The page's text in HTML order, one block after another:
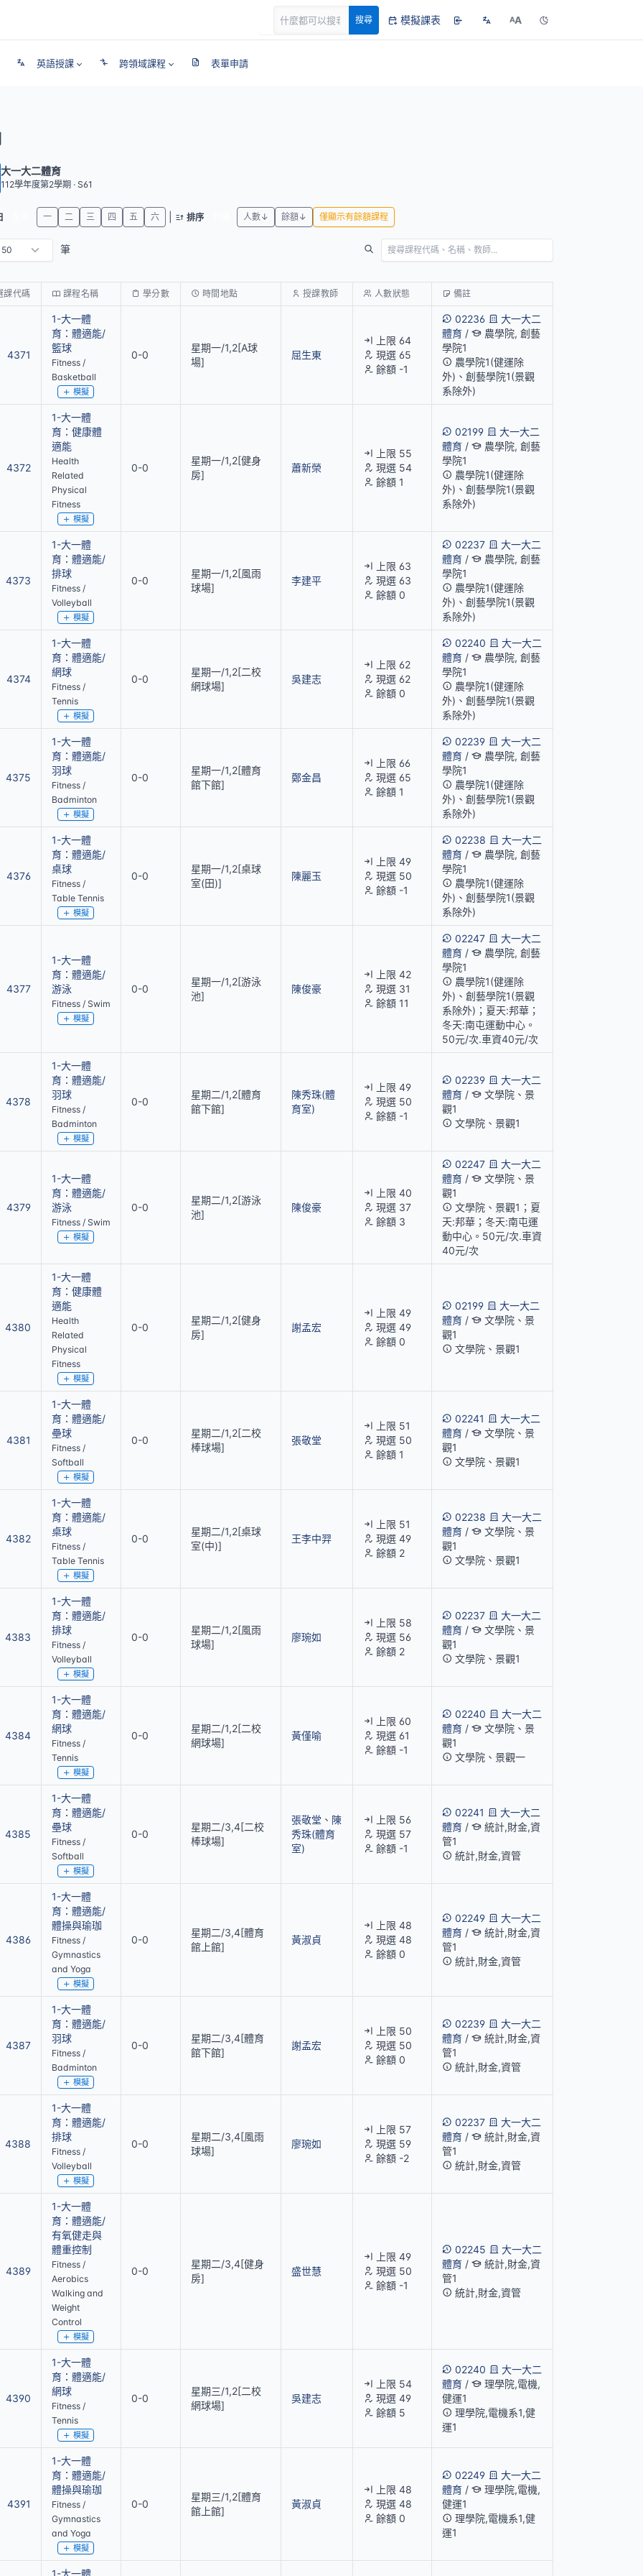
搜尋 模擬課表 AA
英語授課 跨領域課程 表單申請
大一大二體育
112學年度第2學期 · S61
一 二 三 四 五 六 排序 人數↓ 餘額↓ 僅顯示有餘額課程
筆
課代碼 課程名稱 學分數 時間地點 授課教師 人數狀態 備註
4371
1-大一體
育：體適能/
籃球
Fitness /
Basketball
模擬
0-0
星期一/1,2[A球
場]
屈生東
上限 64
現選 65
餘額 -1
02236
大一大二
體育/
農學院, 創藝
學院1
農學院1(健運除
外)、創藝學院1(景觀
系除外)
4372
1-大一體
育：健康體
適能
Health
Related
Physical
Fitness
模擬
0-0
星期一/1,2[健身
房]
蕭新榮
上限 55
現選 54
餘額 1
02199
大一大二
體育/
農學院, 創藝
學院1
農學院1(健運除
外)、創藝學院1(景觀
系除外)
4373
1-大一體
育：體適能/
排球
Fitness /
Volleyball
模擬
0-0
星期一/1,2[風雨
球場]
李建平
上限 63
現選 63
餘額 0
02237
大一大二
體育/
農學院, 創藝
學院1
農學院1(健運除
外)、創藝學院1(景觀
系除外)
4374
1-大一體
育：體適能/
網球
Fitness /
Tennis
模擬
0-0
星期一/1,2[二校
網球場]
吳建志
上限 62
現選 62
餘額 0
02240
大一大二
體育/
農學院, 創藝
學院1
農學院1(健運除
外)、創藝學院1(景觀
系除外)
4375
1-大一體
育：體適能/
羽球
Fitness /
Badminton
模擬
0-0
星期一/1,2[體育
館下館]
鄭金昌
上限 66
現選 65
餘額 1
02239
大一大二
體育/
農學院, 創藝
學院1
農學院1(健運除
外)、創藝學院1(景觀
系除外)
4376
1-大一體
育：體適能/
桌球
Fitness /
Table Tennis
模擬
0-0
星期一/1,2[桌球
室(田)]
陳麗玉
上限 49
現選 50
餘額 -1
02238
大一大二
體育/
農學院, 創藝
學院1
農學院1(健運除
外)、創藝學院1(景觀
系除外)
4377
1-大一體
育：體適能/
游泳
Fitness / Swim
模擬
0-0
星期一/1,2[游泳
池]
陳俊豪
上限 42
現選 31
餘額 11
02247
大一大二
體育/
農學院, 創藝
學院1
農學院1(健運除
外)、創藝學院1(景觀
系除外)；夏天:邦華；
冬天:南屯運動中心。
50元/次.車資40元/次
4378
1-大一體
育：體適能/
羽球
Fitness /
Badminton
模擬
0-0
星期二/1,2[體育
館下館]
陳秀珠(體
育室)
上限 49
現選 50
餘額 -1
02239
大一大二
體育/
文學院、景
觀1
文學院、景觀1
4379
1-大一體
育：體適能/
游泳
Fitness / Swim
模擬
0-0
星期二/1,2[游泳
池]
陳俊豪
上限 40
現選 37
餘額 3
02247
大一大二
體育/
文學院、景
觀1
文學院、景觀1；夏
天:邦華；冬天:南屯運
動中心。50元/次.車資
40元/次
4380
1-大一體
育：健康體
適能
Health
Related
Physical
Fitness
模擬
0-0
星期二/1,2[健身
房]
謝孟宏
上限 49
現選 49
餘額 0
02199
大一大二
體育/
文學院、景
觀1
文學院、景觀1
4381
1-大一體
育：體適能/
壘球
Fitness /
Softball
模擬
0-0
星期二/1,2[二校
棒球場]
張敬堂
上限 51
現選 50
餘額 1
02241
大一大二
體育/
文學院、景
觀1
文學院、景觀1
4382
1-大一體
育：體適能/
桌球
Fitness /
Table Tennis
模擬
0-0
星期二/1,2[桌球
室(中)]
王李中羿
上限 51
現選 49
餘額 2
02238
大一大二
體育/
文學院、景
觀1
文學院、景觀1
4383
1-大一體
育：體適能/
排球
Fitness /
Volleyball
模擬
0-0
星期二/1,2[風雨
球場]
廖琬如
上限 58
現選 56
餘額 2
02237
大一大二
體育/
文學院、景
觀1
文學院、景觀1
4384
1-大一體
育：體適能/
網球
Fitness /
Tennis
模擬
0-0
星期二/1,2[二校
網球場]
黃僅喻
上限 60
現選 61
餘額 -1
02240
大一大二
體育/
文學院、景
觀1
文學院、景觀一
4385
1-大一體
育：體適能/
壘球
Fitness /
Softball
模擬
0-0
星期二/3,4[二校
棒球場]
張敬堂 、 陳
秀珠(體育
室)
上限 56
現選 57
餘額 -1
02241
大一大二
體育/
統計,財金,資
管1
統計,財金,資管
4386
1-大一體
育：體適能/
體操與瑜珈
Fitness /
Gymnastics
and Yoga
模擬
0-0
星期二/3,4[體育
館上館]
黃淑貞
上限 48
現選 48
餘額 0
02249
大一大二
體育/
統計,財金,資
管1
統計,財金,資管
4387
1-大一體
育：體適能/
羽球
Fitness /
Badminton
模擬
0-0
星期二/3,4[體育
館下館]
謝孟宏
上限 50
現選 50
餘額 0
02239
大一大二
體育/
統計,財金,資
管1
統計,財金,資管
4388
1-大一體
育：體適能/
排球
Fitness /
Volleyball
模擬
0-0
星期二/3,4[風雨
球場]
廖琬如
上限 57
現選 59
餘額 -2
02237
大一大二
體育/
統計,財金,資
管1
統計,財金,資管
4389
1-大一體
育：體適能/
有氧健走與
體重控制
Fitness /
Aerobics
Walking and
Weight
Control
模擬
0-0
星期二/3,4[健身
房]
盛世慧
上限 49
現選 50
餘額 -1
02245
大一大二
體育/
統計,財金,資
管1
統計,財金,資管
4390
1-大一體
育：體適能/
網球
Fitness /
Tennis
模擬
0-0
星期三/1,2[二校
網球場]
吳建志
上限 54
現選 49
餘額 5
02240
大一大二
體育/
理學院,電機,
健運1
理學院,電機系1,健
運1
4391
1-大一體
育：體適能/
體操與瑜珈
Fitness /
Gymnastics
and Yoga
模擬
0-0
星期三/1,2[體育
館上館]
黃淑貞
上限 48
現選 48
餘額 0
02249
大一大二
體育/
理學院,電機,
健運1
理學院,電機系1,健
運1
1-大一體